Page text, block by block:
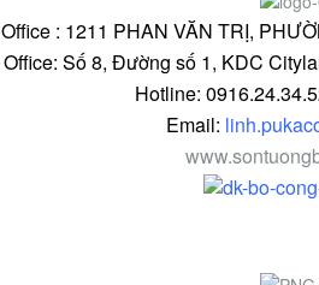
Office : 1211 PHAN VĂN TRỊ,
Office: Số 8, Đường số 1, KDC
Hotline:
Email: